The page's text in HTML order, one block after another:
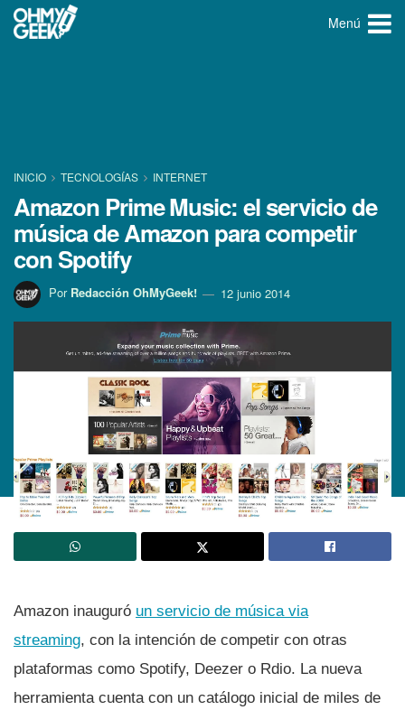
Menú
INICIO TECNOLOGÍ­AS INTERNET
Amazon Prime Music: el servicio de
música de Amazon para competir
con Spotify
Por Redacción OhMyGeek! 12 junio 2014
Amazon inauguró un servicio de música via
streaming, con la intención de competir con otras
plataformas como Spotify, Deezer o Rdio. La nueva
herramienta cuenta con un catálogo inicial de miles de